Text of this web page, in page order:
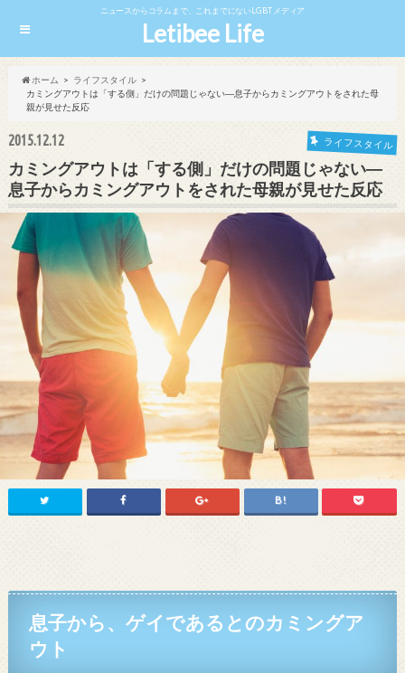
ニュースからコラムまで、これまでにないLGBTメディア
Letibee Life
ホーム
ライフスタイル
カミングアウトは「する側」だけの問題じゃない―息子からカミングアウトをされた母
親が見せた反応
2015.12.12 ライフスタイル
カミングアウトは「する側」だけの問題じゃない―
息子からカミングアウトをされた母親が見せた反応
息子から、ゲイであるとのカミングア
ウト